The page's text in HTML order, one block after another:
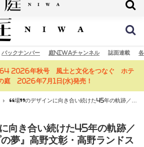
庭の未来へ
バックナンバー 庭NIWAチャンネル 誌面連載
2026年秋号 風土と文化をつなぐ ホテ
庭 2026年7月1日(水)発売！
“場”のデザインに向き合い続けた45年の軌跡／
向き合い続けた45年の軌跡／
の夢』高野文彰・高野ランドス